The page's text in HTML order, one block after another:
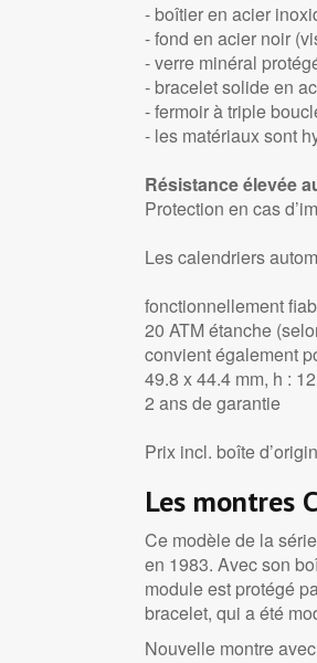
- boîtier en acier
- fond en acier noir
- verre minéral
- bracelet solide en
- fermoir à triple
- les matériaux sont
Résistance élevée
Protection en cas
Les calendriers
fonctionnellement
20 ATM étanche
convient également
49.8 x 44.4 mm, h :
2 ans de garantie
Prix incl. boîte
Les montres
Ce modèle de la
en 1983. Avec son
module est protégé
bracelet, qui a été
Nouvelle montre